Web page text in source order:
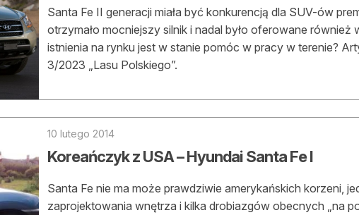
Santa Fe II generacji miała być konkurencją dla SUV-ów
otrzymało mocniejszy silnik i nadal było oferowane
istnienia na rynku jest w stanie pomóc w pracy w terenie?
3/2023 „Lasu Polskiego”.
10 lutego 2014
Koreańczyk z USA – Hyundai Santa Fe I
Santa Fe nie ma może prawdziwie amerykańskich korzeni,
zaprojektowania wnętrza i kilka drobiazgów obecnych „na